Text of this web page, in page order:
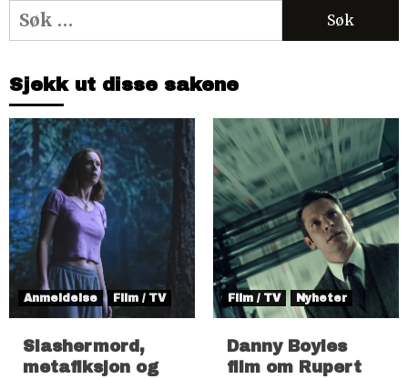
Søk
etter:
Sjekk ut disse sakene
Anmeldelse Film / TV
Slashermord,
metafiksjon og
Film / TV Nyheter
Danny Boyles
film om Rupert